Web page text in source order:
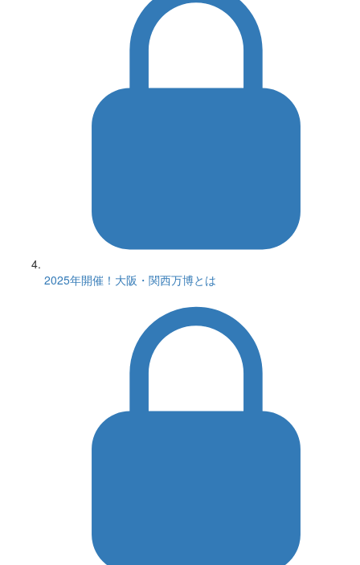
2025年開催！大阪・関西万博とは